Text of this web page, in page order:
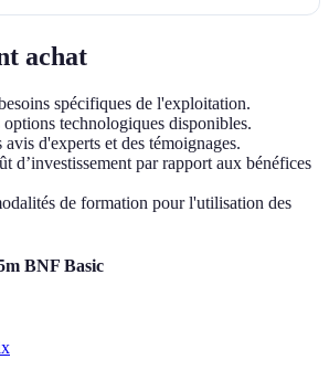
achat
spécifiques de l'exploitation.
technologiques disponibles.
d'experts et des témoignages.
d’investissement par rapport aux bénéfices
de formation pour l'utilisation des
BNF Basic